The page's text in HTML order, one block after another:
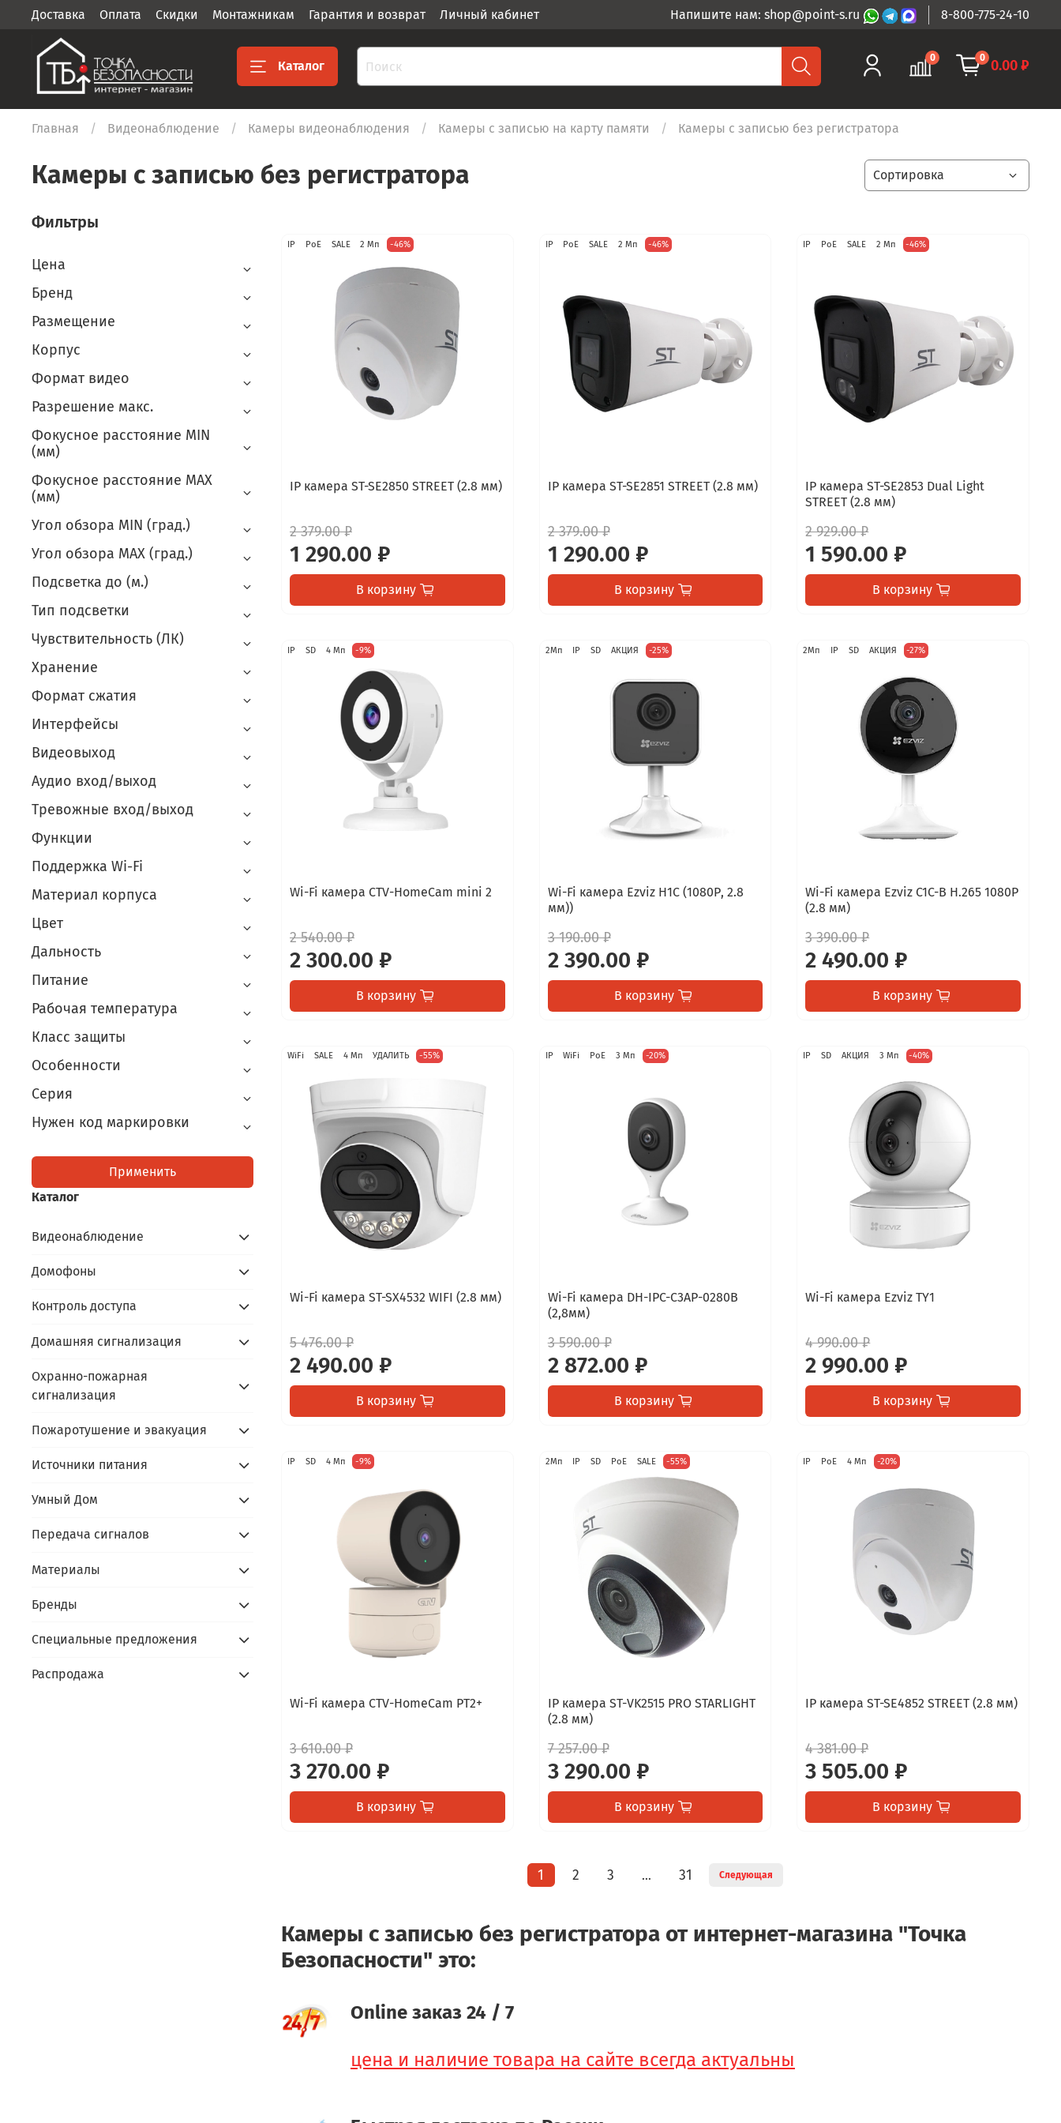
Доставка Оплата Скидки Монтажникам Гарантия и возврат Личный кабинет Напишите нам: shop@point-s.ru 8-800-775-24-10
Каталог
0 0 0.00 ₽
Главная Видеонаблюдение Камеры видеонаблюдения Камеры c записью на карту памяти Камеры с записью без регистратора
Камеры с записью без регистратора
IP PoE SALE 2 Мп -46%
IP камера ST-SE2850 STREET (2.8 мм)
2 379.00 ₽
1 290.00 ₽
В корзину
IP PoE SALE 2 Мп -46%
IP камера ST-SE2851 STREET (2.8 мм)
2 379.00 ₽
1 290.00 ₽
В корзину
IP PoE SALE 2 Мп -46%
IP камера ST-SE2853 Dual Light
STREET (2.8 мм)
2 929.00 ₽
1 590.00 ₽
В корзину
IP SD 4 Мп -9%
Wi-Fi камера CTV-HomeCam mini 2
2 540.00 ₽
2 300.00 ₽
В корзину
2Мп IP SD АКЦИЯ -25%
Wi-Fi камера Ezviz H1C (1080Р, 2.8
мм))
3 190.00 ₽
2 390.00 ₽
В корзину
2Мп IP SD АКЦИЯ -27%
Wi-Fi камера Ezviz C1C-B H.265 1080P
(2.8 мм)
3 390.00 ₽
2 490.00 ₽
В корзину
WiFi SALE 4 Мп УДАЛИТЬ -55%
Wi-Fi камера ST-SX4532 WIFI (2.8 мм)
5 476.00 ₽
2 490.00 ₽
В корзину
IP WiFi PoE 3 Мп -20%
Wi-Fi камера DH-IPC-C3AP-0280B
(2,8мм)
3 590.00 ₽
2 872.00 ₽
В корзину
IP SD АКЦИЯ 3 Мп -40%
Wi-Fi камера Ezviz TY1
4 990.00 ₽
2 990.00 ₽
В корзину
IP SD 4 Мп -9%
Wi-Fi камера CTV-HomeCam PT2+
3 610.00 ₽
3 270.00 ₽
В корзину
2Мп IP SD PoE SALE -55%
IP камера ST-VK2515 PRO STARLIGHT
(2.8 мм)
7 257.00 ₽
3 290.00 ₽
В корзину
IP PoE 4 Мп -20%
IP камера ST-SE4852 STREET (2.8 мм)
4 381.00 ₽
3 505.00 ₽
В корзину
1 2 3 … 31 Следующая
Камеры с записью без регистратора от интернет-магазина "Точка
Безопасности" это:
Online заказ 24 / 7
цена и наличие товара на сайте всегда актуальны
Фильтры
Цена
Бренд
Размещение
Корпус
Формат видео
Разрешение макс.
Фокусное расстояние MIN
(мм)
Фокусное расстояние MAX
(мм)
Угол обзора MIN (град.)
Угол обзора MAX (град.)
Подсветка до (м.)
Тип подсветки
Чувствительность (ЛК)
Хранение
Формат сжатия
Интерфейсы
Видеовыход
Аудио вход/выход
Тревожные вход/выход
Функции
Поддержка Wi-Fi
Материал корпуса
Цвет
Дальность
Питание
Рабочая температура
Класс защиты
Особенности
Серия
Нужен код маркировки
Применить
Каталог
Видеонаблюдение
Домофоны
Контроль доступа
Домашняя сигнализация
Охранно-пожарная
сигнализация
Пожаротушение и эвакуация
Источники питания
Умный Дом
Передача сигналов
Материалы
Бренды
Специальные предложения
Распродажа